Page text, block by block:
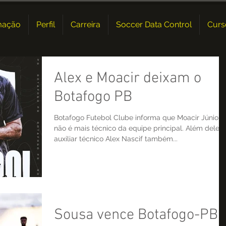
Perfil Carreira Soccer Data Control
Alex e Moacir deixam o
Botafogo PB
Botafogo Futebol Clube informa que Moacir Júnior
não é mais técnico da equipe principal. Além dele,
auxiliar técnico Alex Nascif também...
Sousa vence Botafogo-PB